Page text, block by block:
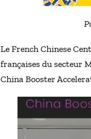
Le French Chinese
françaises du secteur
China Booster